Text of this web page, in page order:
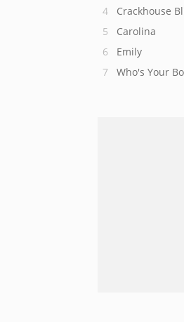
Crackhouse
Carolina
Emily
Who's Your